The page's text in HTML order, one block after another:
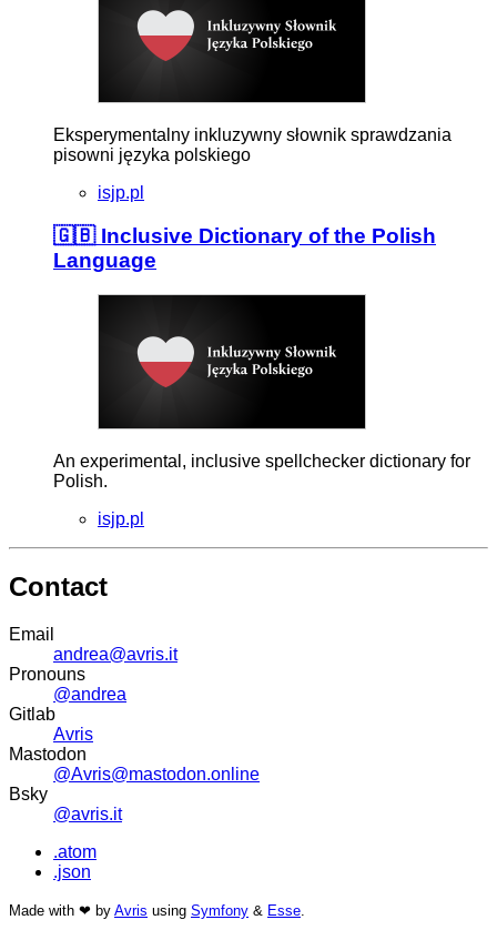
Eksperymentalny inkluzywny słownik sprawdzania
pisowni języka polskiego
isjp.pl
🇬🇧 Inclusive Dictionary of the Polish
Language
An experimental, inclusive spellchecker dictionary for
Polish.
isjp.pl
Contact
Email
andrea@avris.it
Pronouns
@andrea
Gitlab
Avris
Mastodon
@Avris@mastodon.online
Bsky
@avris.it
.atom
.json
Made with ❤ by Avris using Symfony & Esse